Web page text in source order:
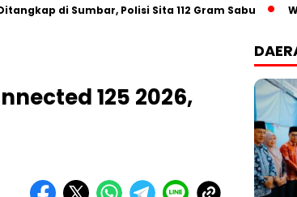
di Sumbar, Polisi Sita 112 Gram Sabu
125 2026,